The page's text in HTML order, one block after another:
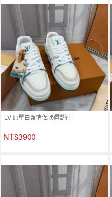
LV 原單白藍情侶款運動鞋
NT$3900